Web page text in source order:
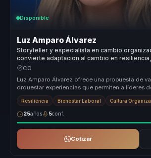
Disponible
Luz Amparo Álvarez
Storyteller y especialista en cambio
convierte adaptacion al cambio en
productividad para equipos.
CO
Luz Amparo Álvarez ofrece una propuesta de
orquestar experiencias que permiten a líderes
e innovación ...
Resiliencia Bienestar Laboral Cultura
25años 5conf.
Cotizar